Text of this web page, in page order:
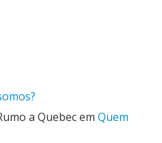
a Quebecem Quem